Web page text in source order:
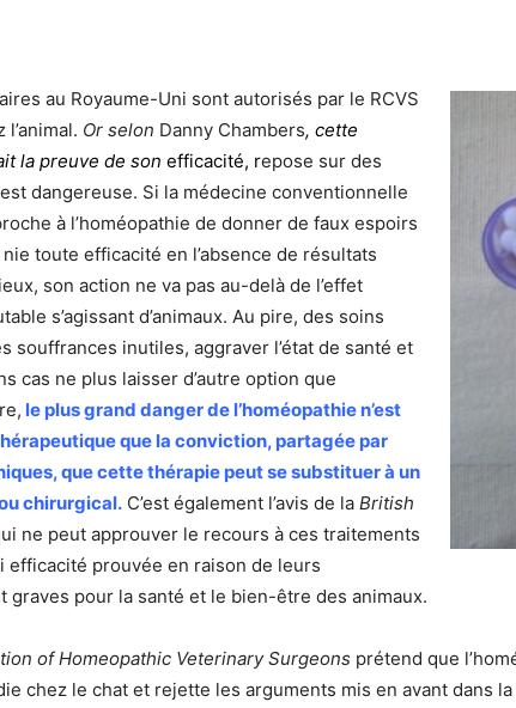
au Royaume-Uni sont autorisés par le RCVS
Or selon Danny Chambers, cette
la preuve de son efficacité, repose sur des
dangereuse. Si la médecine conventionnelle
à l’homéopathie de donner de faux espoirs
toute efficacité en l’absence de résultats
son action ne va pas au-delà de l’effet
s’agissant d’animaux. Au pire, des soins
souffrances inutiles, aggraver l’état de santé et
cas ne plus laisser d’autre option que
le plus grand danger de l’homéopathie n’est
que la conviction, partagée par
que cette thérapie peut se substituer à un
chirurgical. C’est également l’avis de la British
ne peut approuver le recours à ces traitements
prouvée en raison de leurs
pour la santé et le bien-être des animaux.
of Homeopathic Veterinary Surgeons prétend que
chez le chat et rejette les arguments mis en avant dans